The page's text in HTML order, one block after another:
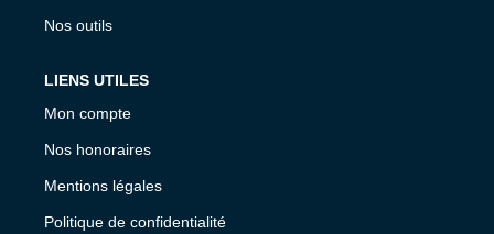
Nos outils
LIENS UTILES
Mon compte
Nos honoraires
Mentions légales
Politique de confidentialité